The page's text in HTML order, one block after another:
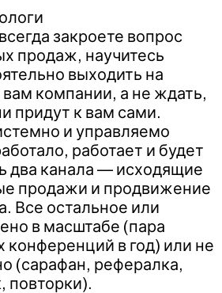
закроете вопрос
продаж, научитесь
выходить на
компании, а не ждать,
придут к вам сами.
и управляемо
работает и будет
два канала — исходящие
продажи и продвижение
Все остальное или
в масштабе (пара
конференций в год) или не
(сарафан, рефералка,
повторки).